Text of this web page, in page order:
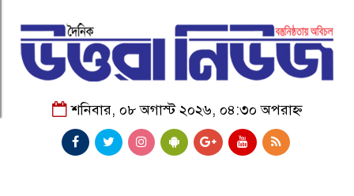
শনিবার, ০৮ অগাস্ট ২০২৬, ০৪:৩০ অপরাহ্ন